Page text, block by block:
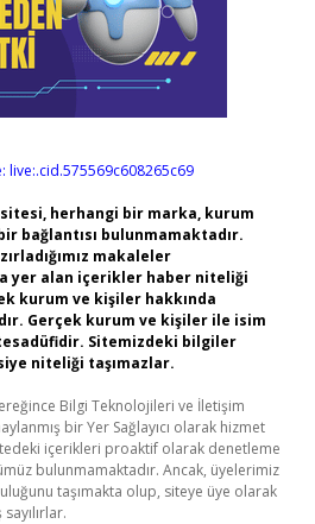
live:.cid.575569c608265c69
herhangi bir marka, kurum
bağlantısı bulunmamaktadır.
makaleler
yer alan içerikler haber niteliği
kurum ve kişiler hakkında
Gerçek kurum ve kişiler ile isim
Sitemizdeki bilgiler
niteliği taşımazlar.
Bilgi Teknolojileri ve İletişim
bir Yer Sağlayıcı olarak hizmet
içerikleri proaktif olarak denetleme
bulunmamaktadır. Ancak, üyelerimiz
taşımakta olup, siteye üye olarak